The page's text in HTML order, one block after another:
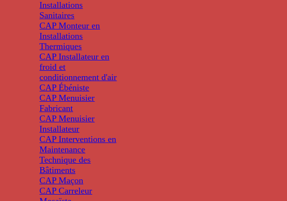
Installations
Sanitaires
CAP Monteur en
Installations
Thermiques
CAP Installateur en
froid et
conditionnement d'air
CAP Ébéniste
CAP Menuisier
Fabricant
CAP Menuisier
Installateur
CAP Interventions en
Maintenance
Technique des
Bâtiments
CAP Maçon
CAP Carreleur